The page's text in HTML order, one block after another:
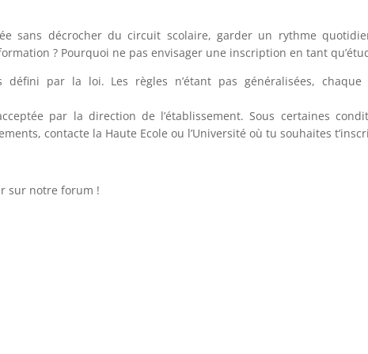
sans décrocher du circuit scolaire, garder un rythme
? Pourquoi ne pas envisager une inscription en tant
par la loi. Les règles n’étant pas généralisées, chaque
par la direction de l’établissement. Sous certaines
contacte la Haute Ecole ou l’Université où tu souhaites
sur notre forum !